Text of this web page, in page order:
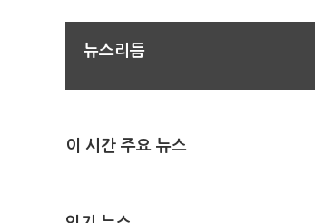
뉴스리듬
이 시간 주요 뉴스